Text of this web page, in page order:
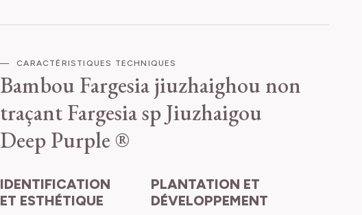
CARACTÉRISTIQUES TECHNIQUES
Bambou Fargesia jiuzhaighou non
traçantFargesia sp Jiuzhaigou
Deep Purple ®
IDENTIFICATION
ET ESTHÉTIQUE
PLANTATION ET
DÉVELOPPEMENT